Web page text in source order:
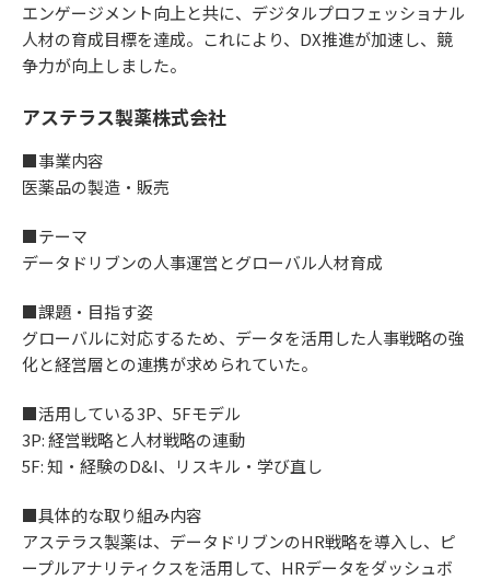
エンゲージメント向上と共に、デジタルプロフェッショナル
人材の育成目標を達成。これにより、DX推進が加速し、競
争力が向上しました。
アステラス製薬株式会社
■事業内容
医薬品の製造・販売
■テーマ
データドリブンの人事運営とグローバル人材育成
■課題・目指す姿
グローバルに対応するため、データを活用した人事戦略の強
化と経営層との連携が求められていた。
■活用している3P、5Fモデル
3P: 経営戦略と人材戦略の連動
5F: 知・経験のD&I、リスキル・学び直し
■具体的な取り組み内容
アステラス製薬は、データドリブンのHR戦略を導入し、ピ
ープルアナリティクスを活用して、HRデータをダッシュボ